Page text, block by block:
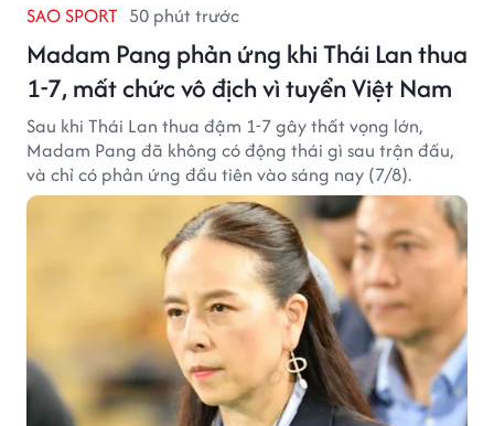
SAO SPORT 50 phút trước
Madam Pang phản ứng khi Thái Lan thua
1-7, mất chức vô địch vì tuyển Việt Nam
Sau khi Thái Lan thua đậm 1-7 gây thất vọng lớn,
Madam Pang đã không có động thái gì sau trận đấu,
và chỉ có phản ứng đầu tiên vào sáng nay (7/8).